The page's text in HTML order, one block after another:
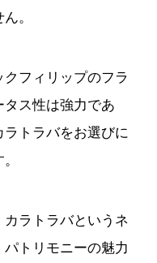
。
フィリップのフラ
ス性は強力であ
トラバをお選びに
ラトラバというネ
トリモニーの魅力